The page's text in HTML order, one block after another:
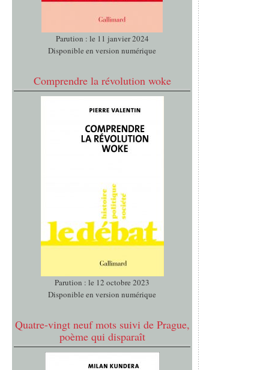
Parution : le 11 janvier 2024
Disponible en version numérique
Comprendre la révolution woke
Parution : le 12 octobre 2023
Disponible en version numérique
Quatre-vingt neuf mots suivi de Prague,
poème qui disparaît